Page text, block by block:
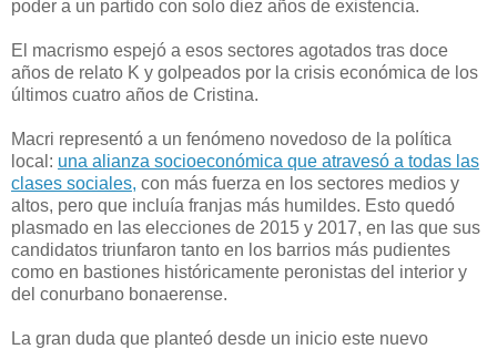
poder a un partido con solo diez años de existencia.
El macrismo espejó a esos sectores agotados tras doce
años de relato K y golpeados por la crisis económica de los
últimos cuatro años de Cristina.
Macri representó a un fenómeno novedoso de la política
local: una alianza socioeconómica que atravesó a todas las
clases sociales, con más fuerza en los sectores medios y
altos, pero que incluía franjas más humildes. Esto quedó
plasmado en las elecciones de 2015 y 2017, en las que sus
candidatos triunfaron tanto en los barrios más pudientes
como en bastiones históricamente peronistas del interior y
del conurbano bonaerense.
La gran duda que planteó desde un inicio este nuevo